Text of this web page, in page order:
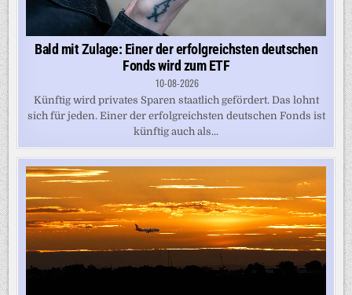
Bald mit Zulage: Einer der erfolgreichsten deutschen
Fonds wird zum ETF
10-08-2026
Künftig wird privates Sparen staatlich gefördert. Das lohnt
sich für jeden. Einer der erfolgreichsten deutschen Fonds ist
künftig auch als...